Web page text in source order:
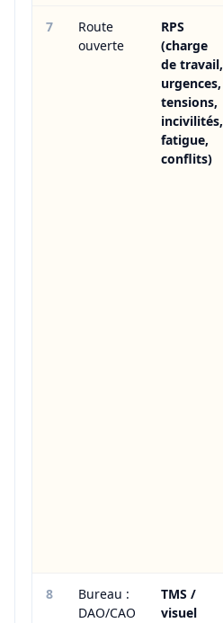
7
Route
ouverte
RPS
(charge
de travail,
urgences,
tensions,
incivilités,
fatigue,
conflits)
8
Bureau :
DAO/CAO
TMS /
visuel